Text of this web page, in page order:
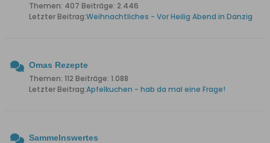
Themen: 407 Beiträge: 2.446
Letzter Beitrag:Weihnachtliches - Vor Heilig Abend in Danzig
Omas Rezepte
Themen: 112 Beiträge: 1.088
Letzter Beitrag:Apfelkuchen - hab da mal eine Frage!
Sammelnswertes